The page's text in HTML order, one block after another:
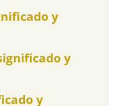
y
y
y